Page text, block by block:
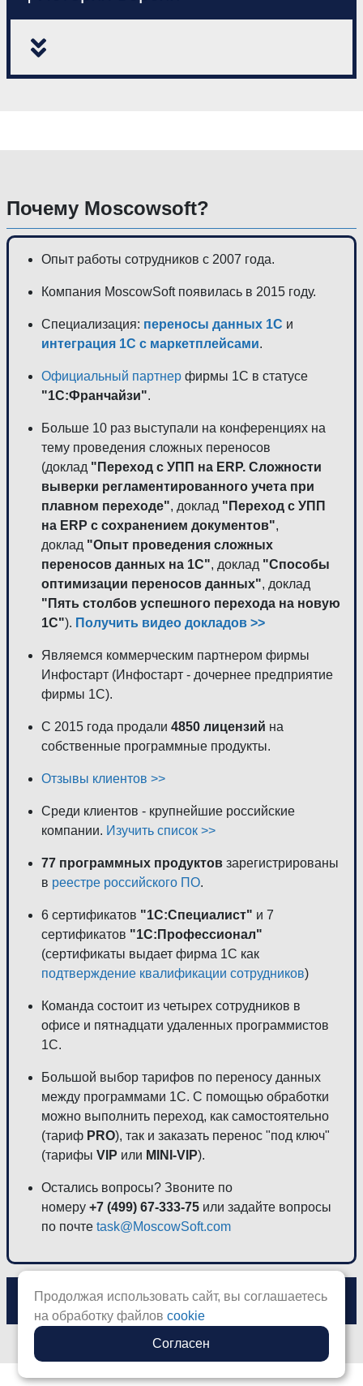
Почему Moscowsoft?
Опыт работы сотрудников с 2007 года.
Компания MoscowSoft появилась в 2015 году.
Специализация: переносы данных 1С и
интеграция 1С с маркетплейсами.
Официальный партнер фирмы 1С в статусе
"1С:Франчайзи".
Больше 10 раз выступали на конференциях на
тему проведения сложных переносов
(доклад "Переход с УПП на ERP. Сложности
выверки регламентированного учета при
плавном переходе", доклад "Переход с УПП
на ERP с сохранением документов",
доклад "Опыт проведения сложных
переносов данных на 1С", доклад "Способы
оптимизации переносов данных", доклад
"Пять столбов успешного перехода на новую
1С"). Получить видео докладов >>
Являемся коммерческим партнером фирмы
Инфостарт (Инфостарт - дочернее предприятие
фирмы 1С).
С 2015 года продали 4850 лицензий на
собственные программные продукты.
Отзывы клиентов >>
Среди клиентов - крупнейшие российские
компании. Изучить список >>
77 программных продуктов зарегистрированы
в реестре российского ПО.
6 сертификатов "1С:Специалист" и 7
сертификатов "1С:Профессионал"
(сертификаты выдает фирма 1С как
подтверждение квалификации сотрудников)
Команда состоит из четырех сотрудников в
офисе и пятнадцати удаленных программистов
1С.
Большой выбор тарифов по переносу данных
между программами 1С. С помощью обработки
можно выполнить переход, как самостоятельно
(тариф PRO), так и заказать перенос "под ключ"
(тарифы VIP или MINI-VIP).
Остались вопросы? Звоните по
номеру +7 (499) 67-333-75 или задайте вопросы
по почте task@MoscowSoft.com
ПЕРЕЙТИ К ЦЕНАМ >>
Продолжая использовать сайт, вы соглашаетесь
на обработку файловcookie
Согласен